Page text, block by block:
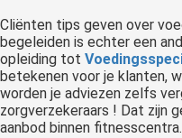
Cliënten tips geven over
begeleiden is echter een
opleiding tot
betekenen voor je klanten,
worden je adviezen zelfs
zorgverzekeraars ! Dat zijn
aanbod binnen fitnesscentra.